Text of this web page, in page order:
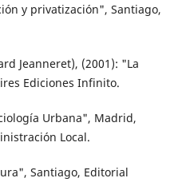
y privatización", Santiago,
Jeanneret), (2001): "La
Ediciones Infinito.
Urbana", Madrid,
Local.
Santiago, Editorial